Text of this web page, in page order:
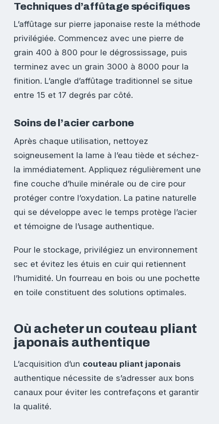
Techniques d’affûtage spécifiques
L’affûtage sur pierre japonaise reste la méthode
privilégiée. Commencez avec une pierre de
grain 400 à 800 pour le dégrossissage, puis
terminez avec un grain 3000 à 8000 pour la
finition. L’angle d’affûtage traditionnel se situe
entre 15 et 17 degrés par côté.
Soins de l’acier carbone
Après chaque utilisation, nettoyez
soigneusement la lame à l’eau tiède et séchez-
la immédiatement. Appliquez régulièrement une
fine couche d’huile minérale ou de cire pour
protéger contre l’oxydation. La patine naturelle
qui se développe avec le temps protège l’acier
et témoigne de l’usage authentique.
Pour le stockage, privilégiez un environnement
sec et évitez les étuis en cuir qui retiennent
l’humidité. Un fourreau en bois ou une pochette
en toile constituent des solutions optimales.
Où acheter un couteau pliant
japonais authentique
L’acquisition d’un couteau pliant japonais
authentique nécessite de s’adresser aux bons
canaux pour éviter les contrefaçons et garantir
la qualité.